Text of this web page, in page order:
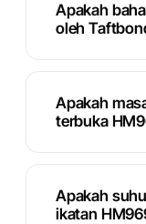
Apakah
oleh
Apakah
terbuka
Apakah
ikatan